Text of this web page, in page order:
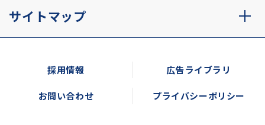
サイトマップ
採用情報 広告ライブラリ
お問い合わせ プライバシーポリシー